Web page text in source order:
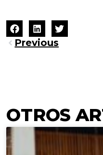
Previous
OTROS